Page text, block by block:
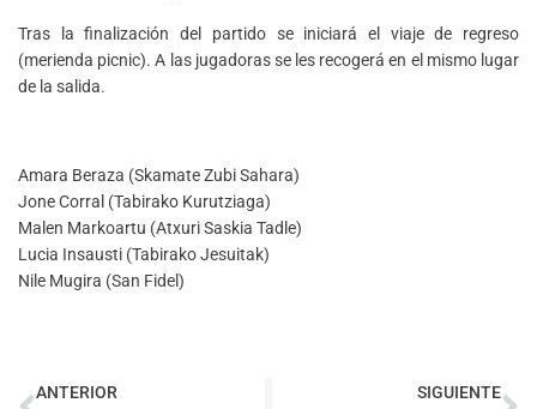
Tras la finalización del partido se iniciará el viaje de regreso
(merienda picnic). A las jugadoras se les recogerá en el mismo lugar
de la salida.
Amara Beraza (Skamate Zubi Sahara)
Jone Corral (Tabirako Kurutziaga)
Malen Markoartu (Atxuri Saskia Tadle)
Lucia Insausti (Tabirako Jesuitak)
Nile Mugira (San Fidel)
ANTERIOR SIGUIENTE